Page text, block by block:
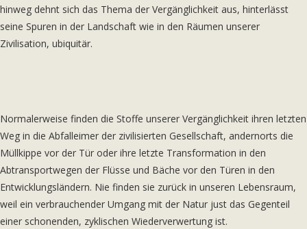
hinweg dehnt sich das Thema der Vergänglichkeit aus, hinterlässt
seine Spuren in der Landschaft wie in den Räumen unserer
Zivilisation, ubiquitär.
Normalerweise finden die Stoffe unserer Vergänglichkeit ihren letzten
Weg in die Abfalleimer der zivilisierten Gesellschaft, andernorts die
Müllkippe vor der Tür oder ihre letzte Transformation in den
Abtransportwegen der Flüsse und Bäche vor den Türen in den
Entwicklungsländern. Nie finden sie zurück in unseren Lebensraum,
weil ein verbrauchender Umgang mit der Natur just das Gegenteil
einer schonenden, zyklischen Wiederverwertung ist.